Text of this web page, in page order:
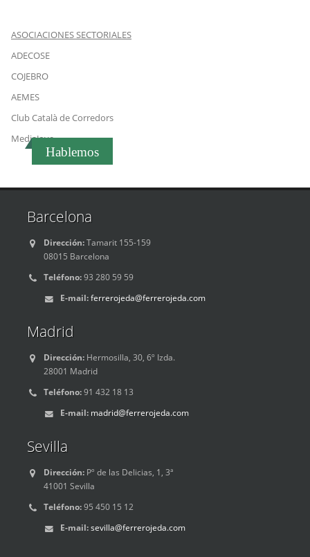
ASOCIACIONES SECTORIALES
ADECOSE
COJEBRO
AEMES
Club Català de Corredors
MediaJove
Hablemos
Barcelona
Dirección:Tamarit 155-159
08015 Barcelona
Teléfono:93 280 59 59
E-mail:ferrerojeda@ferrerojeda.com
Madrid
Dirección: Hermosilla, 30, 6º Izda.
28001 Madrid
Teléfono:91 432 18 13
E-mail: madrid@ferrerojeda.com
Sevilla
Dirección: Pº de las Delicias, 1, 3ª
41001 Sevilla
Teléfono:95 450 15 12
E-mail:sevilla@ferrerojeda.com